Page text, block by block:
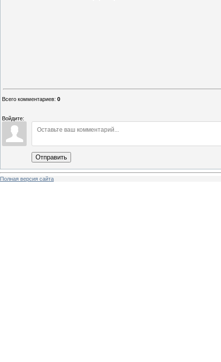
Всего комментариев: 0
Войдите:
Отправить
Полная версия сайта